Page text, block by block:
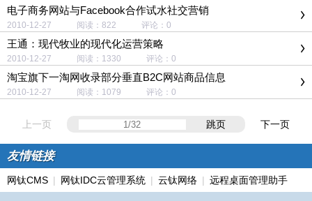
电子商务网站与Facebook合作试水社交营销
2010-12-27 阅读：822 评论：0
王通：现代牧业的现代化运营策略
2010-12-27 阅读：1330 评论：0
淘宝旗下一淘网收录部分垂直B2C网站商品信息
2010-12-27 阅读：1079 评论：0
上一页 跳页 下一页
友情链接
网钛CMS | 网钛IDC云管理系统 | 云钛网络 | 远程桌面管理助手